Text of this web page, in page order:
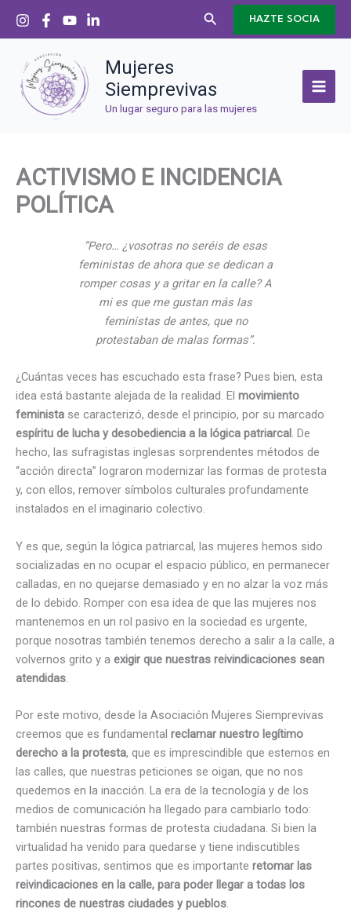
Buscar HAZTE SOCIA
Mujeres
Siemprevivas
Un lugar seguro para las mujeres
ACTIVISMO E INCIDENCIA
POLÍTICA
“Pero… ¿vosotras no seréis de esas
feministas de ahora que se dedican a
romper cosas y a gritar en la calle? A
mi es que me gustan más las
feministas de antes, que no
protestaban de malas formas”.
¿Cuántas veces has escuchado esta frase? Pues bien, esta
idea está bastante alejada de la realidad. El movimiento
feminista se caracterizó, desde el principio, por su marcado
espíritu de lucha y desobediencia a la lógica patriarcal . De
hecho, las sufragistas inglesas sorprendentes métodos de
“acción directa” lograron modernizar las formas de protesta
y, con ellos, remover símbolos culturales profundamente
instalados en el imaginario colectivo.
Y es que, según la lógica patriarcal, las mujeres hemos sido
socializadas en no ocupar el espacio público, en permanecer
calladas, en no quejarse demasiado y en no alzar la voz más
de lo debido. Romper con esa idea de que las mujeres nos
mantenemos en un rol pasivo en la sociedad es urgente,
porque nosotras también tenemos derecho a salir a la calle, a
volvernos grito y a exigir que nuestras reivindicaciones sean
atendidas.
Por este motivo, desde la Asociación Mujeres Siemprevivas
creemos que es fundamental reclamar nuestro legítimo
derecho a la protesta, que es imprescindible que estemos en
las calles, que nuestras peticiones se oigan, que no nos
quedemos en la inacción. La era de la tecnología y de los
medios de comunicación ha llegado para cambiarlo todo:
también nuestras formas de protesta ciudadana. Si bien la
virtualidad ha venido para quedarse y tiene indiscutibles
partes positivas, sentimos que es importante retomar las
reivindicaciones en la calle, para poder llegar a todas los
rincones de nuestras ciudades y pueblos.